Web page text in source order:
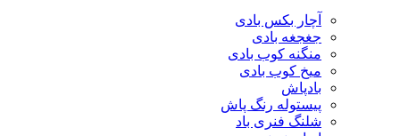
آچار بکس بادی
جغجغه بادی
منگنه کوب بادی
میخ کوب بادی
بادپاش
پیستوله رنگ پاش
شلنگ فنری باد